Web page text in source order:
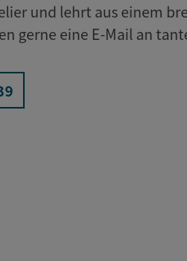
und lehrt aus einem
gerne eine E-Mail an